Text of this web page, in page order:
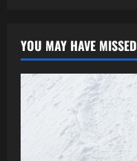
YOU MAY HAVE MISSED